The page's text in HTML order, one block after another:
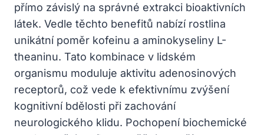
přímo závislý na správné extrakci bioaktivních
látek. Vedle těchto benefitů nabízí rostlina
unikátní poměr kofeinu a aminokyseliny L-
theaninu. Tato kombinace v lidském
organismu moduluje aktivitu adenosinových
receptorů, což vede k efektivnímu zvýšení
kognitivní bdělosti při zachování
neurologického klidu. Pochopení biochemické